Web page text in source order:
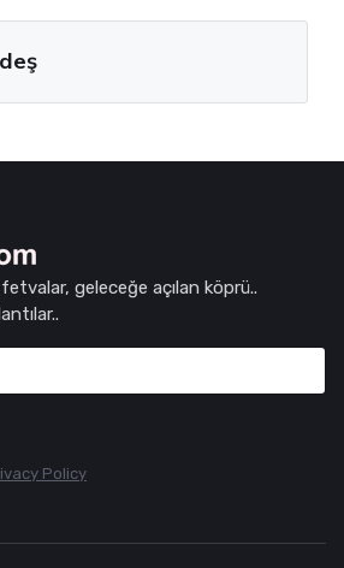
geleceğe açılan köprü..
Policy